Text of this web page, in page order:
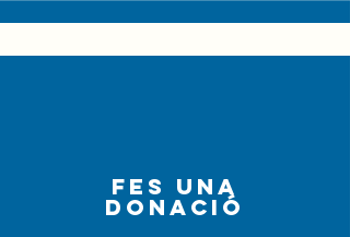
fes una
donació